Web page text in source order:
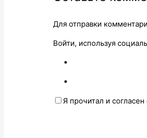
Для отправки
Войти, используя
Я прочитал и